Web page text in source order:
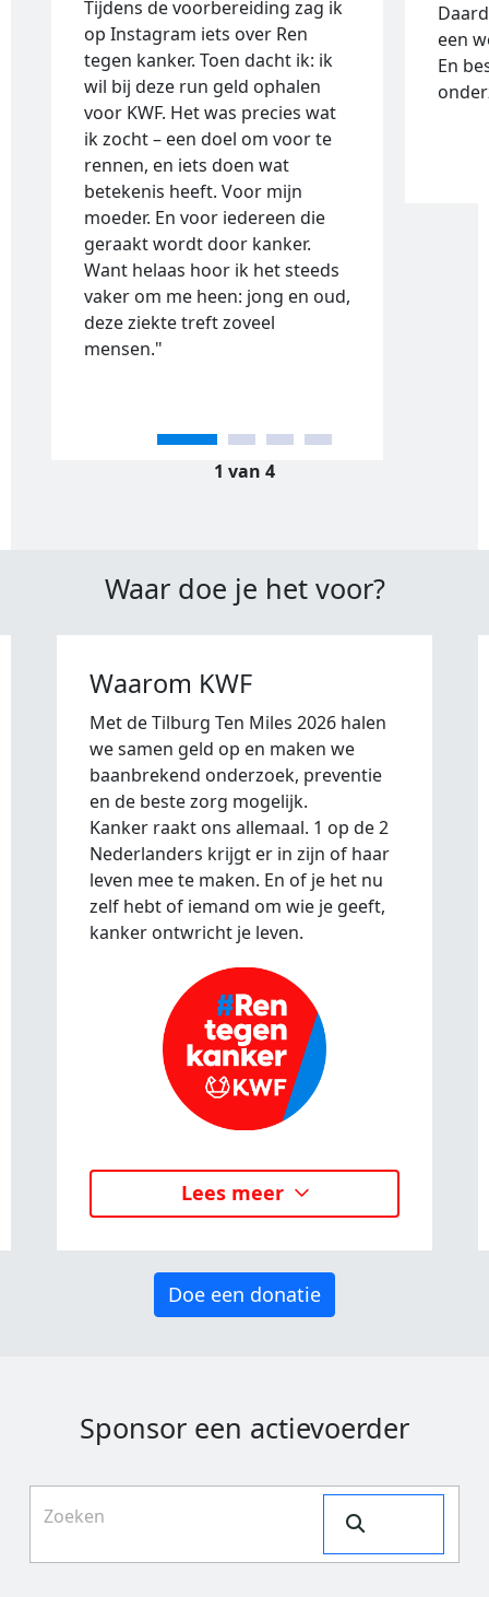
Tijdens de voorbereiding zag ik
op Instagram iets over Ren
tegen kanker. Toen dacht ik: ik
wil bij deze run geld ophalen
voor KWF. Het was precies wat
ik zocht – een doel om voor te
rennen, en iets doen wat
betekenis heeft. Voor mijn
moeder. En voor iedereen die
geraakt wordt door kanker.
Want helaas hoor ik het steeds
vaker om me heen: jong en oud,
deze ziekte treft zoveel
mensen."
een
En
1 van 4
Waar doe je het voor?
Waarom KWF
Met de Tilburg Ten Miles 2026 halen
we samen geld op en maken we
baanbrekend onderzoek, preventie
en de beste zorg mogelijk.
Kanker raakt ons allemaal. 1 op de 2
Nederlanders krijgt er in zijn of haar
leven mee te maken. En of je het nu
zelf hebt of iemand om wie je geeft,
kanker ontwricht je leven.
Lees meer
Doe een donatie
Sponsor een actievoerder